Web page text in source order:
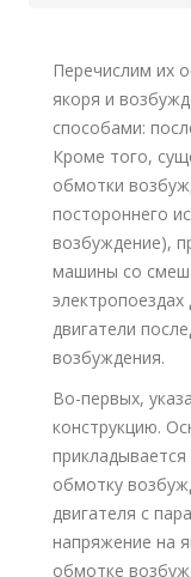
Перечислим их
якоря и
способами:
Кроме того,
обмотки
постороннего
возбуждение),
машины со
двигатели
возбуждения.
Во-первых,
конструкцию.
обмотку
двигателя с
напряжение на
обмотке